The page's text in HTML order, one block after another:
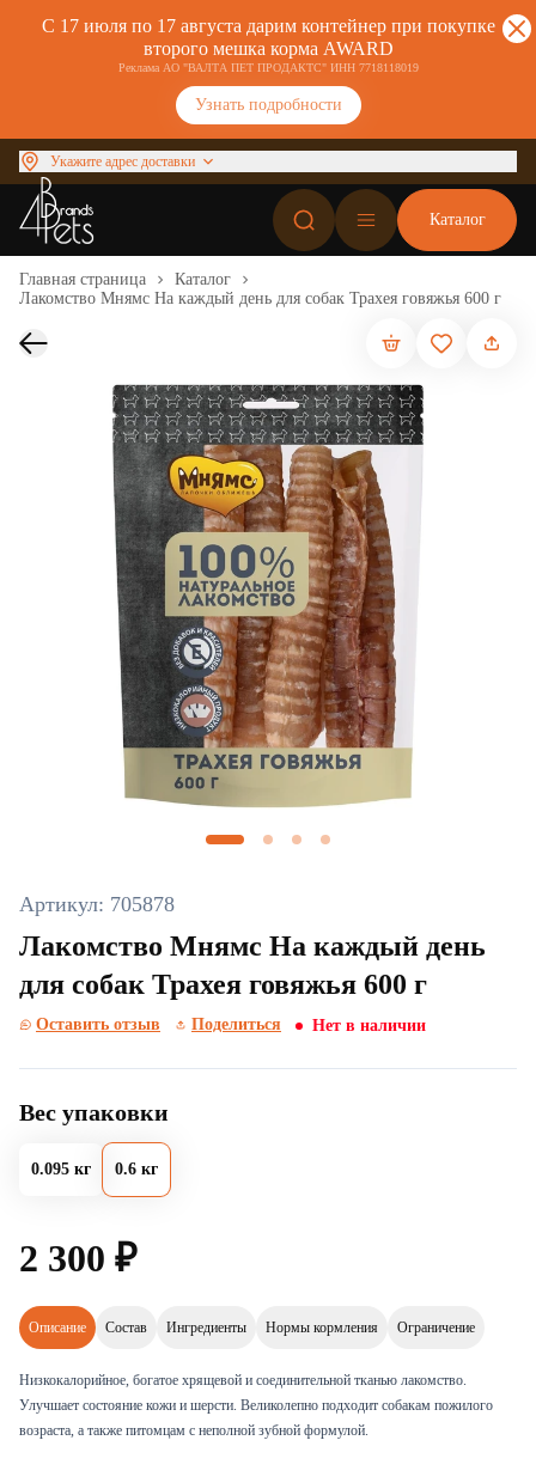
С 17 июля по 17 августа дарим контейнер при покупке
второго мешка корма AWARD
Реклама АО "ВАЛТА ПЕТ ПРОДАКТС" ИНН 7718118019
Узнать подробности
Укажите адрес доставки
Каталог
Главная страница
Каталог
Лакомство Мнямс На каждый день для собак Трахея говяжья 600 г
Артикул: 705878
Лакомство Мнямс На каждый день
для собак Трахея говяжья 600 г
Оставить отзыв Поделиться Нет в наличии
Вес упаковки
0.095 кг 0.6 кг
2 300 ₽
Описание Состав Ингредиенты Нормы кормления Ограничение
Низкокалорийное, богатое хрящевой и соединительной тканью лакомство.
Улучшает состояние кожи и шерсти. Великолепно подходит собакам пожилого
возраста, а также питомцам с неполной зубной формулой.